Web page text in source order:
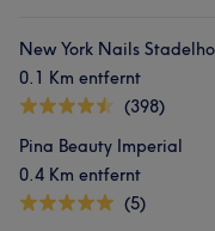
New York Nails
0.1 Km entfernt
(398)
Pina Beauty Imperial
0.4 Km entfernt
(5)